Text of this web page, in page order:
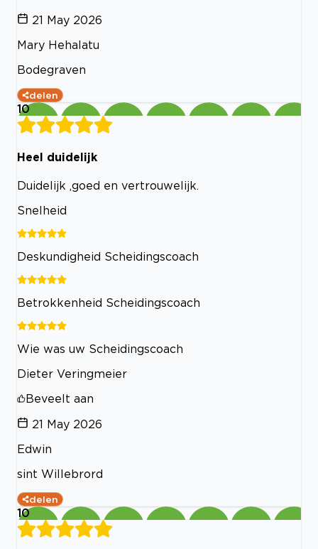
21 May 2026
Mary Hehalatu
Bodegraven
delen
10
Heel duidelijk
Duidelijk ,goed en vertrouwelijk.
Snelheid
Deskundigheid Scheidingscoach
Betrokkenheid Scheidingscoach
Wie was uw Scheidingscoach
Dieter Veringmeier
Beveelt aan
21 May 2026
Edwin
sint Willebrord
delen
10